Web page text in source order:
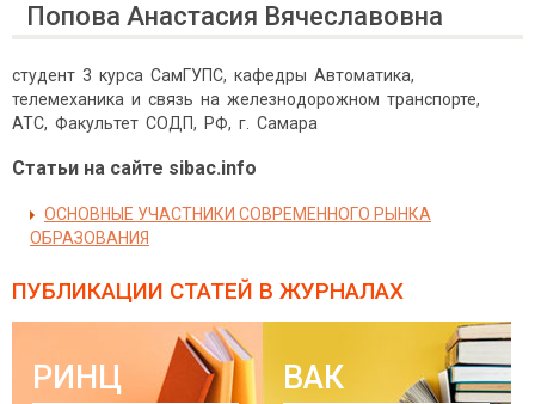
Попова Анастасия Вячеславовна
студент 3 курса СамГУПС, кафедры Автоматика,
телемеханика и связь на железнодорожном транспорте,
АТС, Факультет СОДП, РФ, г. Самара
Статьи на сайте sibac.info
ОСНОВНЫЕ УЧАСТНИКИ СОВРЕМЕННОГО РЫНКА
ОБРАЗОВАНИЯ
ПУБЛИКАЦИИ СТАТЕЙ В ЖУРНАЛАХ
РИНЦ ВАК